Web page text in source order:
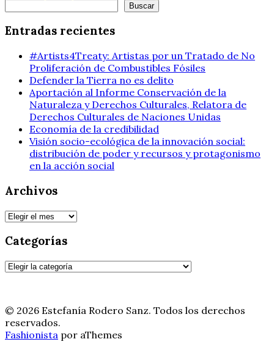
Buscar
Entradas recientes
#Artists4Treaty: Artistas por un Tratado de No
Proliferación de Combustibles Fósiles
Defender la Tierra no es delito
Aportación al Informe Conservación de la
Naturaleza y Derechos Culturales, Relatora de
Derechos Culturales de Naciones Unidas
Economía de la credibilidad
Visión socio-ecológica de la innovación social:
distribución de poder y recursos y protagonismo
en la acción social
Archivos
Archivos
Categorías
Categorías
© 2026 Estefanía Rodero Sanz. Todos los derechos
reservados.
Fashionista por aThemes